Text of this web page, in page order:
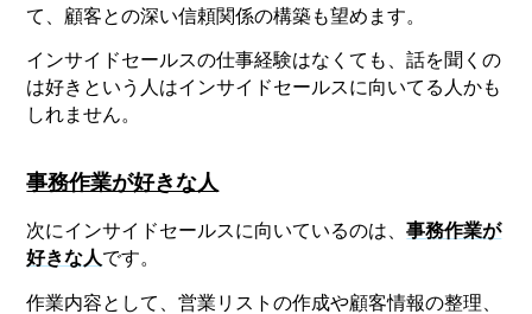
て、顧客との深い信頼関係の構築も望めます。
インサイドセールスの仕事経験はなくても、話を聞くの
は好きという人はインサイドセールスに向いてる人かも
しれません。
事務作業が好きな人
次にインサイドセールスに向いているのは、事務作業が
好きな人です。
作業内容として、営業リストの作成や顧客情報の整理、